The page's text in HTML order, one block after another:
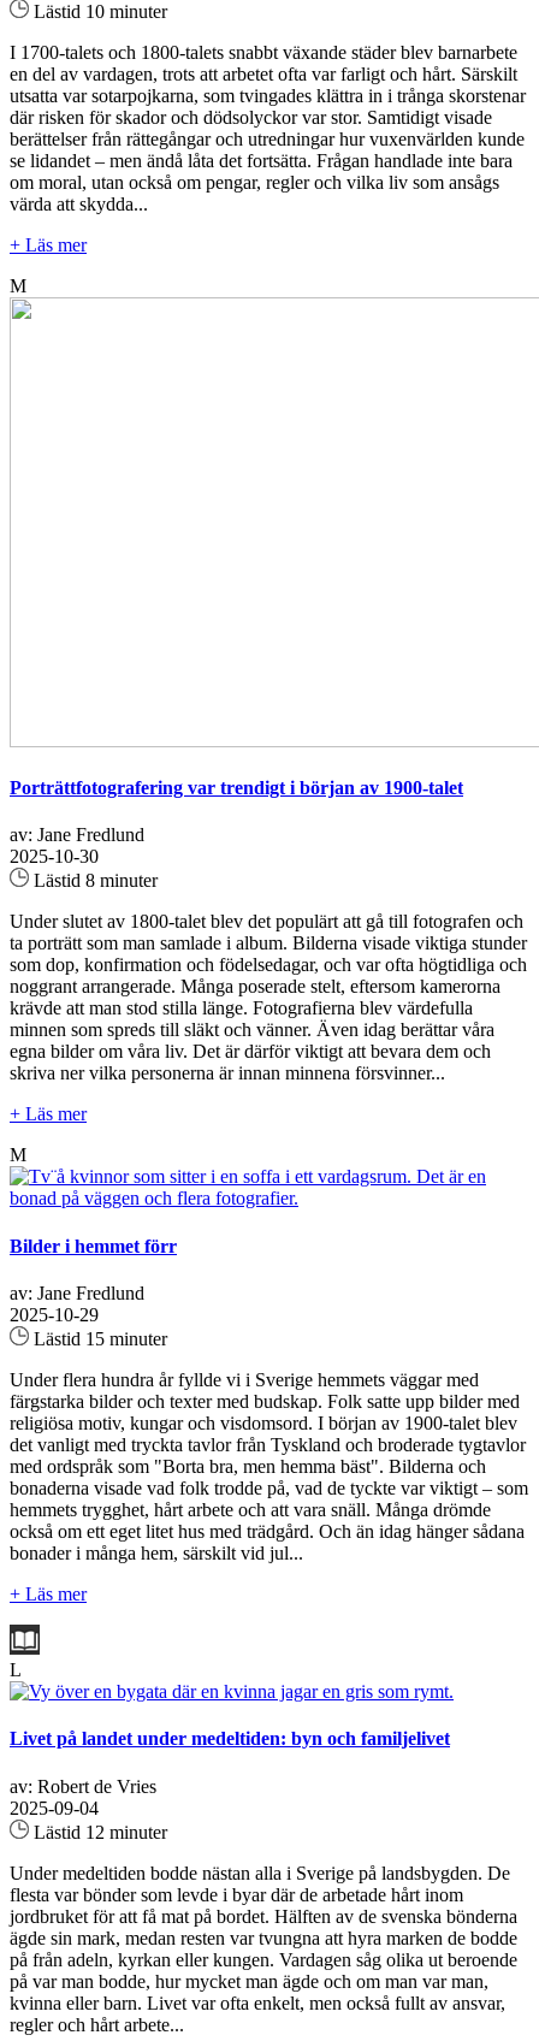
Lästid 10 minuter
I 1700-talets och 1800-talets snabbt växande städer blev barnarbete
en del av vardagen, trots att arbetet ofta var farligt och hårt. Särskilt
utsatta var sotarpojkarna, som tvingades klättra in i trånga skorstenar
där risken för skador och dödsolyckor var stor. Samtidigt visade
berättelser från rättegångar och utredningar hur vuxenvärlden kunde
se lidandet – men ändå låta det fortsätta. Frågan handlade inte bara
om moral, utan också om pengar, regler och vilka liv som ansågs
värda att skydda...
+ Läs mer
M
Porträttfotografering var trendigt i början av 1900-talet
av: Jane Fredlund
2025-10-30
Lästid 8 minuter
Under slutet av 1800-talet blev det populärt att gå till fotografen och
ta porträtt som man samlade i album. Bilderna visade viktiga stunder
som dop, konfirmation och födelsedagar, och var ofta högtidliga och
noggrant arrangerade. Många poserade stelt, eftersom kamerorna
krävde att man stod stilla länge. Fotografierna blev värdefulla
minnen som spreds till släkt och vänner. Även idag berättar våra
egna bilder om våra liv. Det är därför viktigt att bevara dem och
skriva ner vilka personerna är innan minnena försvinner...
+ Läs mer
M
Bilder i hemmet förr
av: Jane Fredlund
2025-10-29
Lästid 15 minuter
Under flera hundra år fyllde vi i Sverige hemmets väggar med
färgstarka bilder och texter med budskap. Folk satte upp bilder med
religiösa motiv, kungar och visdomsord. I början av 1900-talet blev
det vanligt med tryckta tavlor från Tyskland och broderade tygtavlor
med ordspråk som "Borta bra, men hemma bäst". Bilderna och
bonaderna visade vad folk trodde på, vad de tyckte var viktigt – som
hemmets trygghet, hårt arbete och att vara snäll. Många drömde
också om ett eget litet hus med trädgård. Och än idag hänger sådana
bonader i många hem, särskilt vid jul...
+ Läs mer
L
Livet på landet under medeltiden: byn och familjelivet
av: Robert de Vries
2025-09-04
Lästid 12 minuter
Under medeltiden bodde nästan alla i Sverige på landsbygden. De
flesta var bönder som levde i byar där de arbetade hårt inom
jordbruket för att få mat på bordet. Hälften av de svenska bönderna
ägde sin mark, medan resten var tvungna att hyra marken de bodde
på från adeln, kyrkan eller kungen. Vardagen såg olika ut beroende
på var man bodde, hur mycket man ägde och om man var man,
kvinna eller barn. Livet var ofta enkelt, men också fullt av ansvar,
regler och hårt arbete...